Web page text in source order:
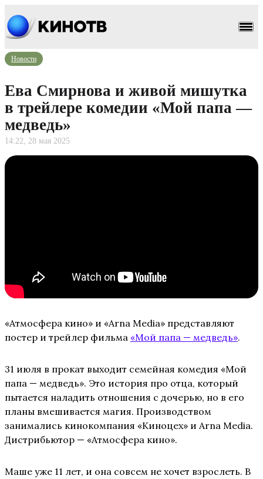
Новости
Ева Смирнова и живой мишутка
в трейлере комедии «Мой папа —
медведь»
14:22, 28 мая 2025
«Атмосфера кино» и «Arna Media» представляют
постер и трейлер фильма «Мой папа — медведь».
31 июля в прокат выходит семейная комедия «Мой
папа — медведь». Это история про отца, который
пытается наладить отношения с дочерью, но в его
планы вмешивается магия. Производством
занимались кинокомпания «Киноцех» и Arna Media.
Дистрибьютор — «Атмосфера кино».
Маше уже 11 лет, и она совсем не хочет взрослеть. В